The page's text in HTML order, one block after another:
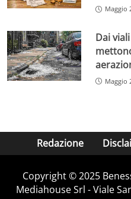
Maggio
Dai
Maggio
Redazione
Copyright © 2025
Mediahouse Srl - Viale